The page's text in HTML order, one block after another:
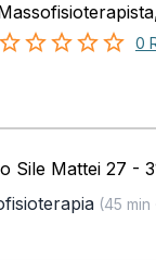
0
Sile Mattei 27 -
(45 min